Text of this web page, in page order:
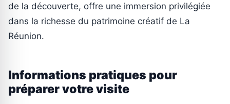
de la découverte, offre une immersion privilégiée
dans la richesse du patrimoine créatif de La
Réunion.
Informations pratiques pour
préparer votre visite